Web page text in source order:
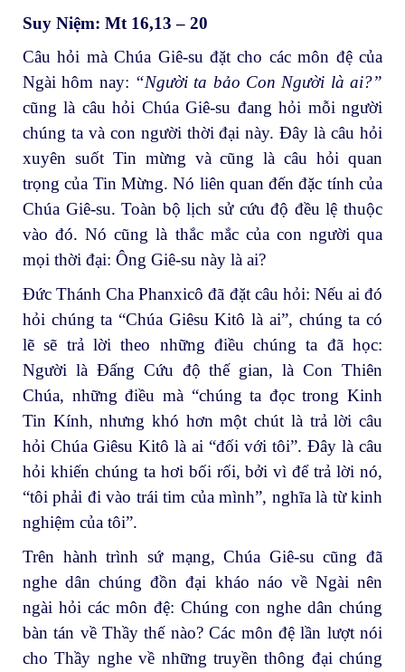
Suy Niệm: Mt 16,13 – 20
Câu hỏi mà Chúa Giê-su đặt cho các môn đệ của
Ngài hôm nay: “Người ta bảo Con Người là ai?”
cũng là câu hỏi Chúa Giê-su đang hỏi mỗi người
chúng ta và con người thời đại này. Đây là câu hỏi
xuyên suốt Tin mừng và cũng là câu hỏi quan
trọng của Tin Mừng. Nó liên quan đến đặc tính của
Chúa Giê-su. Toàn bộ lịch sử cứu độ đều lệ thuộc
vào đó. Nó cũng là thắc mắc của con người qua
mọi thời đại: Ông Giê-su này là ai?
Đức Thánh Cha Phanxicô đã đặt câu hỏi: Nếu ai đó
hỏi chúng ta “Chúa Giêsu Kitô là ai”, chúng ta có
lẽ sẽ trả lời theo những điều chúng ta đã học:
Người là Đấng Cứu độ thế gian, là Con Thiên
Chúa, những điều mà “chúng ta đọc trong Kinh
Tin Kính, nhưng khó hơn một chút là trả lời câu
hỏi Chúa Giêsu Kitô là ai “đối với tôi”. Đây là câu
hỏi khiến chúng ta hơi bối rối, bởi vì để trả lời nó,
“tôi phải đi vào trái tim của mình”, nghĩa là từ kinh
nghiệm của tôi”.
Trên hành trình sứ mạng, Chúa Giê-su cũng đã
nghe dân chúng đồn đại kháo náo về Ngài nên
ngài hỏi các môn đệ: Chúng con nghe dân chúng
bàn tán về Thầy thế nào? Các môn đệ lần lượt nói
cho Thầy nghe về những truyền thông đại chúng